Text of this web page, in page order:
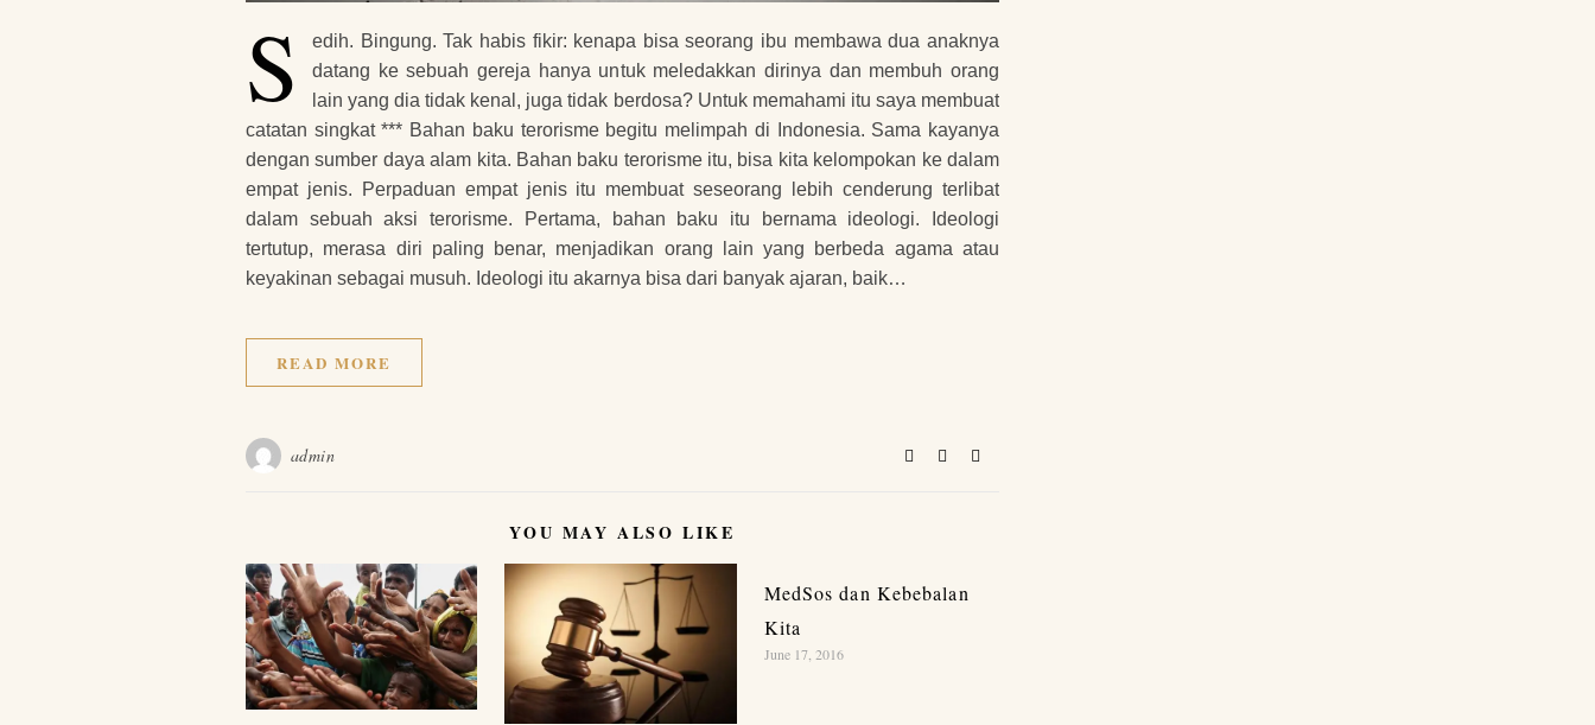
S
edih. Bingung. Tak habis fikir: kenapa bisa seorang ibu membawa dua anaknya
datang ke sebuah gereja hanya untuk meledakkan dirinya dan membuh orang
lain yang dia tidak kenal, juga tidak berdosa? Untuk memahami itu saya membuat
catatan singkat *** Bahan baku terorisme begitu melimpah di Indonesia. Sama kayanya
dengan sumber daya alam kita. Bahan baku terorisme itu, bisa kita kelompokan ke dalam
empat jenis. Perpaduan empat jenis itu membuat seseorang lebih cenderung terlibat
dalam sebuah aksi terorisme. Pertama, bahan baku itu bernama ideologi. Ideologi
tertutup, merasa diri paling benar, menjadikan orang lain yang berbeda agama atau
keyakinan sebagai musuh. Ideologi itu akarnya bisa dari banyak ajaran, baik…
READ MORE
admin
YOU MAY ALSO LIKE
MedSos dan Kebebalan
Kita
June 17, 2016